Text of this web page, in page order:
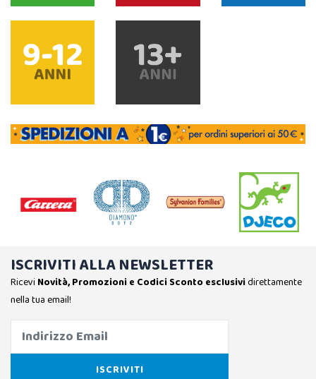
ISCRIVITI ALLA NEWSLETTER
Ricevi Novità, Promozioni e Codici Sconto esclusividirettamente
nella tua email!